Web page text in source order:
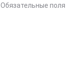
Обязательные поля